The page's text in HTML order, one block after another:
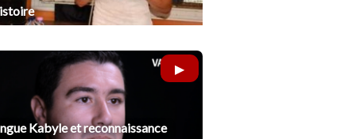
Kabyle et reconnaissance